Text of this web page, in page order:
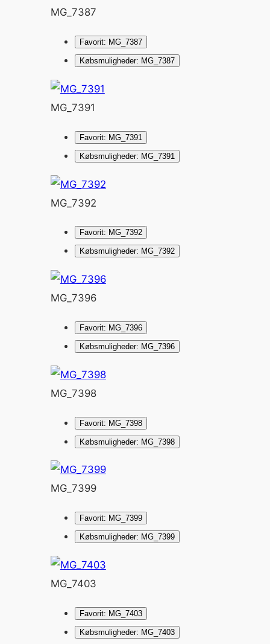
MG_7387
Favorit: MG_7387
Købsmuligheder: MG_7387
MG_7391
Favorit: MG_7391
Købsmuligheder: MG_7391
MG_7392
Favorit: MG_7392
Købsmuligheder: MG_7392
MG_7396
Favorit: MG_7396
Købsmuligheder: MG_7396
MG_7398
Favorit: MG_7398
Købsmuligheder: MG_7398
MG_7399
Favorit: MG_7399
Købsmuligheder: MG_7399
MG_7403
Favorit: MG_7403
Købsmuligheder: MG_7403